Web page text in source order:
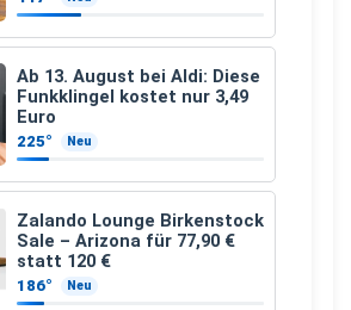
Ab 13. August bei Aldi: Diese
Funkklingel kostet nur 3,49
Euro
225° Neu
Zalando Lounge Birkenstock
Sale – Arizona für 77,90 €
statt 120 €
186° Neu